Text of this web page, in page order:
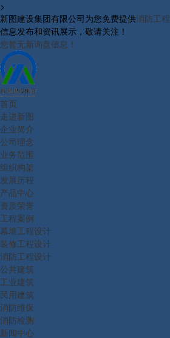
>
新图建设集团有限公司为您免费提供消防工程
信息发布和资讯展示，敬请关注！
您暂无新询盘信息！
首页
走进新图
企业简介
公司理念
业务范围
组织构架
发展历程
产品中心
资质荣誉
工程案例
幕墙工程设计
装修工程设计
消防工程设计
公共建筑
工业建筑
民用建筑
消防维保
消防检测
新闻中心